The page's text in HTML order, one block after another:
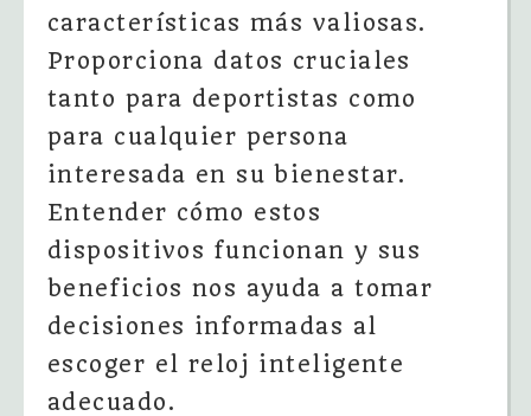
características más valiosas.
Proporciona datos cruciales
tanto para deportistas como
para cualquier persona
interesada en su bienestar.
Entender cómo estos
dispositivos funcionan y sus
beneficios nos ayuda a tomar
decisiones informadas al
escoger el reloj inteligente
adecuado.